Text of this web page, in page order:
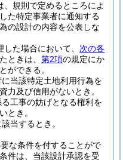
規則で定めるところによ
た特定事業者に通知する
の設計の内容を公表しな
た場合において、 次の各
ときは、 第2項の規定にか
ができる。
当該特定土地利用行為を
力及び信用がないとき。
工事の妨げとなる権利を
とき。
当するとき。
な条件を付することがで
件は、当該設計承認を受